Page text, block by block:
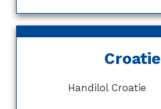
Croatie
Handilol Croatie